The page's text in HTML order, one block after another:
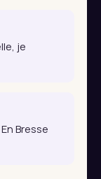
je
Bresse